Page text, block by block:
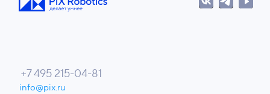
+7 495 215-04-81
info@pix.ru